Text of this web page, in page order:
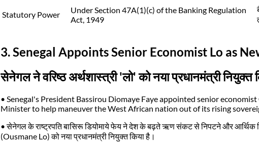
Statutory Power
Under Section 47A(1)(c) of the Banking Regulation
Act, 1949
3. Senegal Appoints Senior Economist Lo as
सेनेगल ने वरिष्ठ अर्थशास्त्री 'लो' को नया प्रधानमंत्री नियुक्त
• Senegal's President Bassirou Diomaye Faye appointed senior
Minister to help maneuver the West African nation out of its rising
• सेनेगल के राष्ट्रपति बासिरू डियोमाये फेय ने देश के बढ़ते ऋण संकट से निपटने और आर्थिक
(Ousmane Lo) को नया प्रधानमंत्री नियुक्त किया है।